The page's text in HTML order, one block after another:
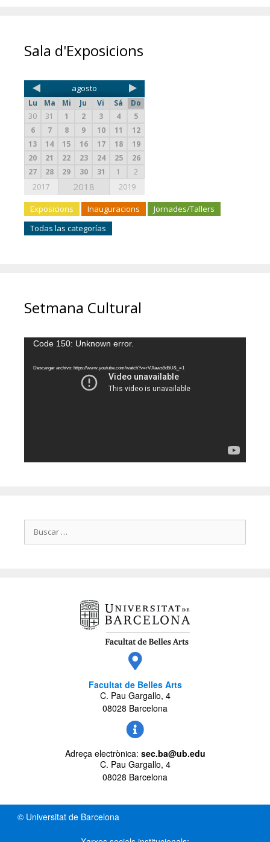
Sala d'Exposicions
agosto
Lu Ma Mi Ju Vi Sá
Do
30
31 1 2 3 4
5
6
7 8 9 10 11
12
13
14 15 16 17 18
19
20
21 22 23 24 25
26
27
28 29 30 31 1 2
2017 2018 2019
Exposicions Inauguracions
Jornades/Tallers
Todas las categorías
Setmana Cultural
Reproductor
vídeo
Code 150: Unknown error.
Descargar archivo: https://www.youtube.com/watch?v=rVJlaws9d5U&_=1
Facultat de Belles Arts
C. Pau Gargallo, 4
08028 Barcelona
Adreça electrònica: sec.ba@ub.edu
C. Pau Gargallo, 4
08028 Barcelona
© Universitat de Barcelona